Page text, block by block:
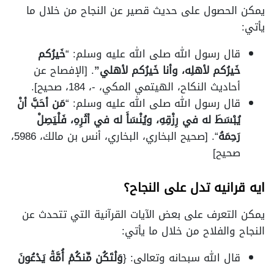
يمكن الحصول على حديث قصير عن النجاح من خلال ما
يأتي:
قال رسول الله صلى الله عليه وسلم: “خَيرُكم
خَيرُكم لأهلِه، وأنا خَيرُكم لأهلي”. [الإفصاح عن
أحاديث النكاح، الهيتمي المكي، -، 184، صحيح].
قال رسول الله صلى الله عليه وسلم: “مَن أحَبَّ أنْ
يُبْسَطَ له في رِزْقِهِ، ويُنْسَأَ له في أثَرِهِ، فَلْيَصِلْ
رَحِمَهُ
“. [صحيح البخاري، البخاري، أنس بن مالك، 5986،
صحيح]
ايه قرانيه تدل على النجاح؟
يمكن التعرف على بعض الآيات القرآنية التي تتحدث عن
النجاح والفلاح من خلال ما يأتي:
قال الله سبحانه وتعالى: {وَلۡتَكُن مِّنكُمۡ أُمَّةٞ يَدۡعُونَ